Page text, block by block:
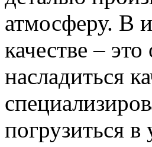
атмосферу. В
качестве –
насладиться
погрузиться в